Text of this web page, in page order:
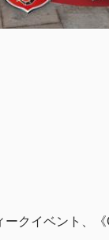
クイベント、